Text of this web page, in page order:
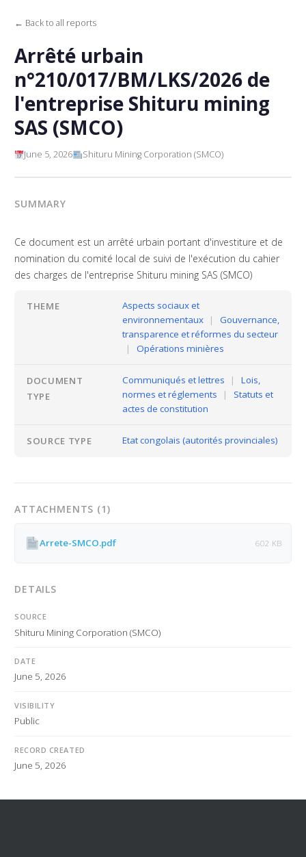
← Back to all reports
Arrêté urbain
n°210/017/BM/LKS/2026 de
l'entreprise Shituru mining
SAS (SMCO)
June 5, 2026 Shituru Mining Corporation (SMCO)
SUMMARY
Ce document est un arrêté urbain portant d'investiture et de
nomination du comité local de suivi de l'exécution du cahier
des charges de l'entreprise Shituru mining SAS (SMCO)
THEME
Aspects sociaux et
environnementaux
|
Gouvernance,
transparence et réformes du secteur
|
Opérations minières
DOCUMENT
TYPE
Communiqués et lettres |
Lois,
normes et réglements
|
Statuts et
actes de constitution
SOURCE TYPE Etat congolais (autorités provinciales)
ATTACHMENTS (1)
Arrete-SMCO.pdf 602 KB
DETAILS
SOURCE
Shituru Mining Corporation (SMCO)
DATE
June 5, 2026
VISIBILITY
Public
RECORD CREATED
June 5, 2026